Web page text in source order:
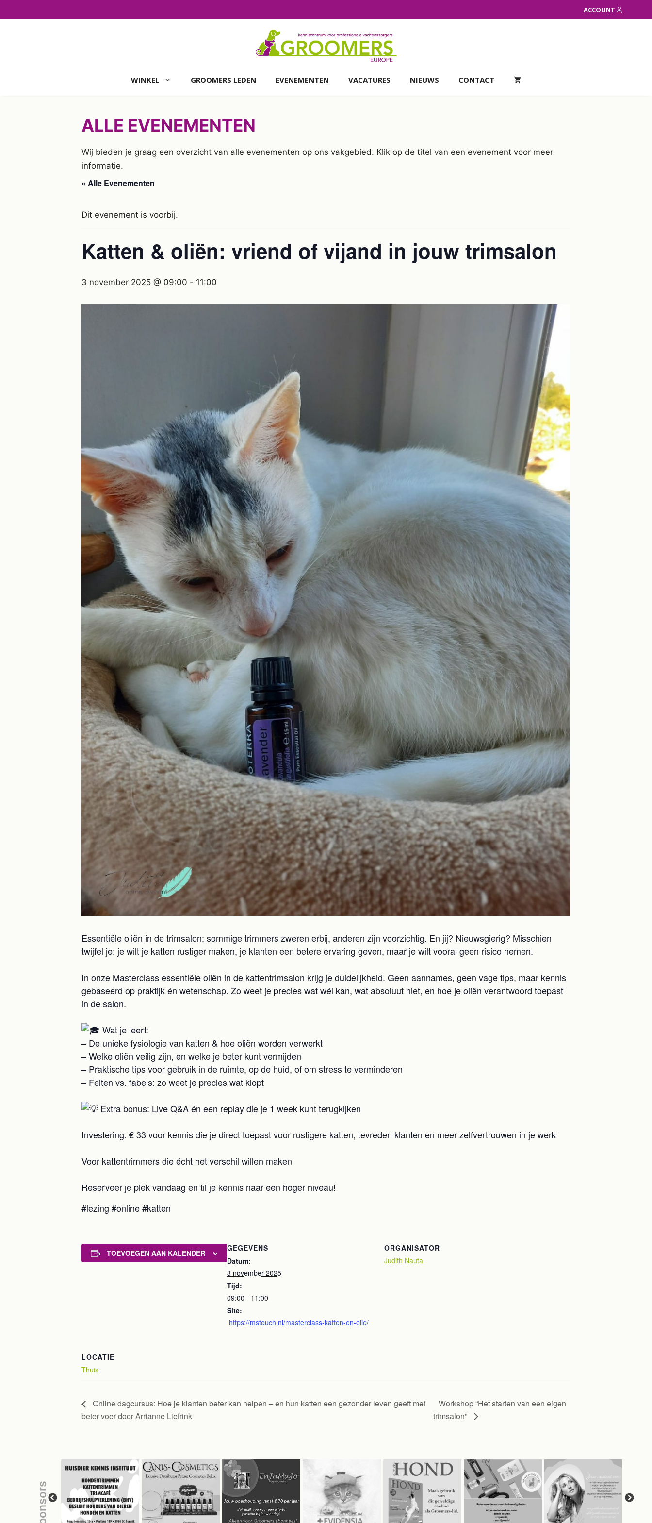
naar
ACCOUNT
WINKEL GROOMERS LEDEN EVENEMENTEN VACATURES NIEUWS CONTACT
ALLE EVENEMENTEN
Wij bieden je graag een overzicht van alle evenementen op ons vakgebied. Klik op de titel van een evenement voor meer
informatie.
« Alle Evenementen
Dit evenement is voorbij.
Katten & oliën: vriend of vijand in jouw trimsalon
3 november 2025 @ 09:00 - 11:00
Essentiële oliën in de trimsalon: sommige trimmers zweren erbij, anderen zijn voorzichtig. En jij? Nieuwsgierig? Misschien
twijfel je: je wilt je katten rustiger maken, je klanten een betere ervaring geven, maar je wilt vooral geen risico nemen.
In onze Masterclass essentiële oliën in de kattentrimsalon krijg je duidelijkheid. Geen aannames, geen vage tips, maar kennis
gebaseerd op praktijk én wetenschap. Zo weet je precies wat wél kan, wat absoluut niet, en hoe je oliën verantwoord toepast
in de salon.
Wat je leert:
– De unieke fysiologie van katten & hoe oliën worden verwerkt
– Welke oliën veilig zijn, en welke je beter kunt vermijden
– Praktische tips voor gebruik in de ruimte, op de huid, of om stress te verminderen
– Feiten vs. fabels: zo weet je precies wat klopt
Extra bonus: Live Q&A én een replay die je 1 week kunt terugkijken
Investering: € 33 voor kennis die je direct toepast voor rustigere katten, tevreden klanten en meer zelfvertrouwen in je werk
Voor kattentrimmers die écht het verschil willen maken
Reserveer je plek vandaag en til je kennis naar een hoger niveau!
#lezing #online #katten
TOEVOEGEN AAN KALENDER
GEGEVENS
Datum:
3 november 2025
Tijd:
09:00 - 11:00
Site:
https://mstouch.nl/masterclass-katten-en-olie/
ORGANISATOR
Judith Nauta
LOCATIE
Thuis
Online dagcursus: Hoe je klanten beter kan helpen – en hun katten een gezonder leven geeft met
beter voer door Arrianne Liefrink
Workshop “Het starten van een eigen
trimsalon”
sponsors